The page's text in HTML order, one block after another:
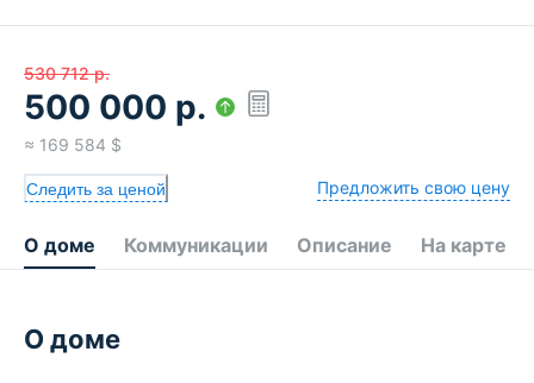
530 712 р.
500 000 р.
≈ 169 584 $
Следить за ценой Предложить свою цену
О доме Коммуникации Описание На карте
О доме